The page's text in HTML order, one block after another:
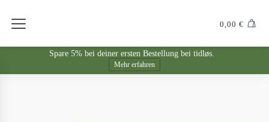
0,00 €
Spare 5% bei deiner ersten Bestellung bei tidløs.
Mehr erfahren